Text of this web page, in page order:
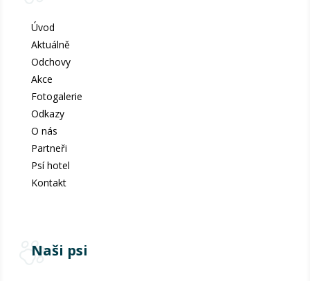
Úvod
Aktuálně
Odchovy
Akce
Fotogalerie
Odkazy
O nás
Partneři
Psí hotel
Kontakt
Naši psi